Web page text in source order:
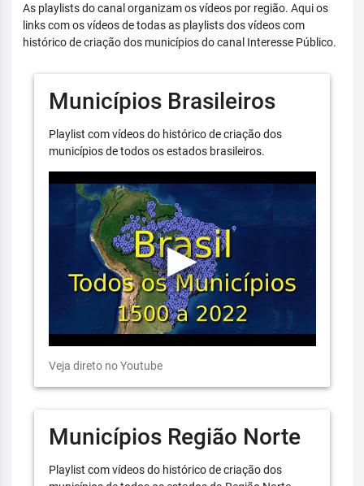
As playlists do canal organizam os vídeos por região. Aqui os
links com os vídeos de todas as playlists dos vídeos com
histórico de criação dos municípios do canal Interesse Público.
Municípios Brasileiros
Playlist com vídeos do histórico de criação dos
municípios de todos os estados brasileiros.
Veja direto no Youtube
Municípios Região Norte
Playlist com vídeos do histórico de criação dos